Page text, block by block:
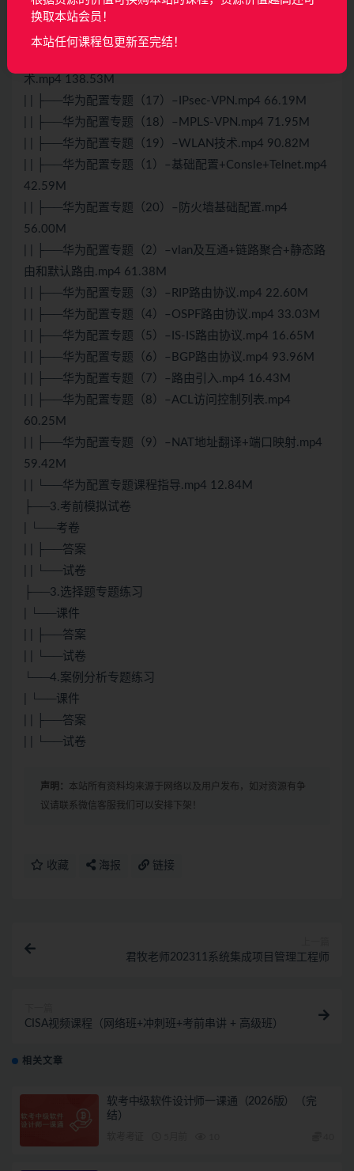
| | ├──华为配置专题（14）–端口镜像技术.mp4 14.01M
| | ├──华为配置专题（15）–PPPoE.mp4 30.44M
术.mp4 138.53M
| | ├──华为配置专题（17）–IPsec-VPN.mp4 66.19M
| | ├──华为配置专题（18）–MPLS-VPN.mp4 71.95M
| | ├──华为配置专题（19）–WLAN技术.mp4 90.82M
| | ├──华为配置专题（1）–基础配置+Consle+Telnet.mp4
42.59M
| | ├──华为配置专题（20）–防火墙基础配置.mp4
56.00M
| | ├──华为配置专题（2）–vlan及互通+链路聚合+静态路
由和默认路由.mp4 61.38M
| | ├──华为配置专题（3）–RIP路由协议.mp4 22.60M
| | ├──华为配置专题（4）–OSPF路由协议.mp4 33.03M
| | ├──华为配置专题（5）–IS-IS路由协议.mp4 16.65M
| | ├──华为配置专题（6）–BGP路由协议.mp4 93.96M
| | ├──华为配置专题（7）–路由引入.mp4 16.43M
| | ├──华为配置专题（8）–ACL访问控制列表.mp4
60.25M
| | ├──华为配置专题（9）–NAT地址翻译+端口映射.mp4
59.42M
| | └──华为配置专题课程指导.mp4 12.84M
├──3.考前模拟试卷
| └──考卷
| | ├──答案
| | └──试卷
├──3.选择题专题练习
| └──课件
| | ├──答案
| | └──试卷
└──4.案例分析专题练习
| └──课件
| | ├──答案
| | └──试卷
声明： 本站所有资料均来源于网络以及用户发布，如对资源有争
议请联系微信客服我们可以安排下架！
收藏 海报 链接
君牧老师202311系统集成项目管理工程师
CISA视频课程（网络班+冲刺班+考前串讲 + 高级班）
相关文章
软考中级软件设计师一课通（2026版）（完
结）
换取本站会员！
本站任何课程包更新至完结！